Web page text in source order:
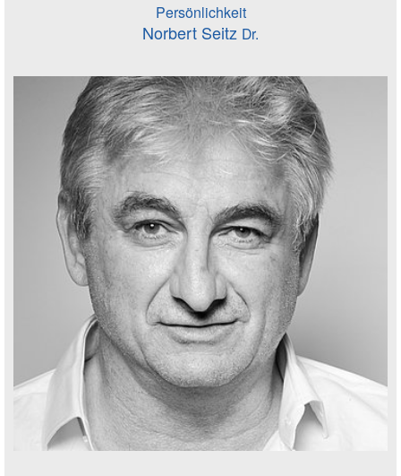
Persönlichkeit
Norbert Seitz Dr.